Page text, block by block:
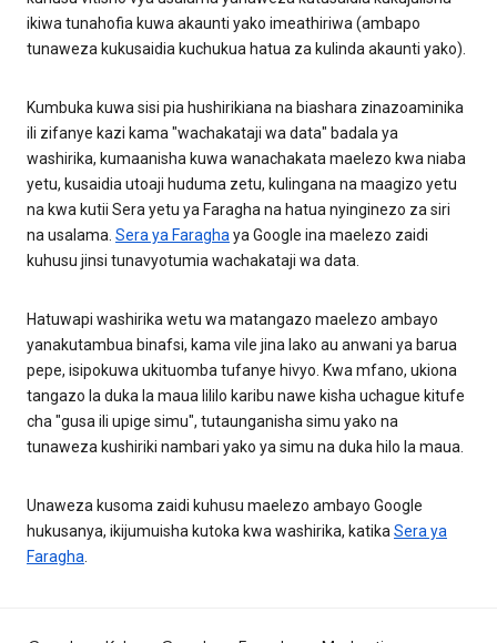
ikiwa tunahofia kuwa akaunti yako imeathiriwa (ambapo
tunaweza kukusaidia kuchukua hatua za kulinda akaunti yako).
Kumbuka kuwa sisi pia hushirikiana na biashara zinazoaminika
ili zifanye kazi kama "wachakataji wa data" badala ya
washirika, kumaanisha kuwa wanachakata maelezo kwa niaba
yetu, kusaidia utoaji huduma zetu, kulingana na maagizo yetu
na kwa kutii Sera yetu ya Faragha na hatua nyinginezo za siri
na usalama. Sera ya Faraghaya Google ina maelezo zaidi
kuhusu jinsi tunavyotumia wachakataji wa data.
Hatuwapi washirika wetu wa matangazo maelezo ambayo
yanakutambua binafsi, kama vile jina lako au anwani ya barua
pepe, isipokuwa ukituomba tufanye hivyo. Kwa mfano, ukiona
tangazo la duka la maua lililo karibu nawe kisha uchague kitufe
cha "gusa ili upige simu", tutaunganisha simu yako na
tunaweza kushiriki nambari yako ya simu na duka hilo la maua.
Unaweza kusoma zaidi kuhusu maelezo ambayo Google
hukusanya, ikijumuisha kutoka kwa washirika, katikaSera ya
Faragha.